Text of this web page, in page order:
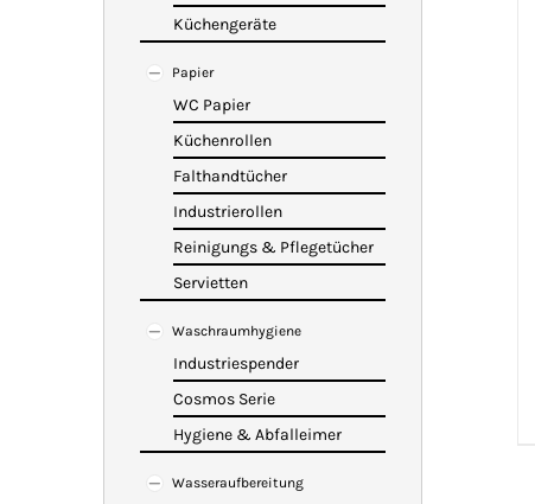
Küchengeräte
Papier
WC Papier
Küchenrollen
Falthandtücher
Industrierollen
Reinigungs & Pflegetücher
Servietten
Waschraumhygiene
Industriespender
Cosmos Serie
Hygiene & Abfalleimer
Wasseraufbereitung